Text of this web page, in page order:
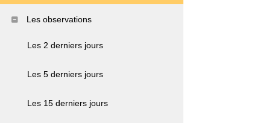
Les observations
Les 2 derniers jours
Les 5 derniers jours
Les 15 derniers jours